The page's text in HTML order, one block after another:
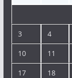
3 4
10 11
17 18